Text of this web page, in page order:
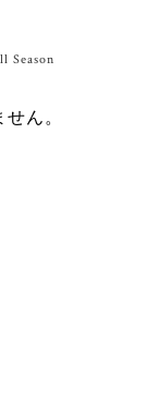
Season
ん。